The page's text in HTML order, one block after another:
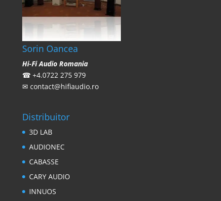
Sorin Oancea
Hi-Fi Audio Romania
☎ +4.0722 275 979
✉ contact@hifiaudio.ro
Distribuitor
3D LAB
AUDIONEC
CABASSE
CARY AUDIO
INNUOS